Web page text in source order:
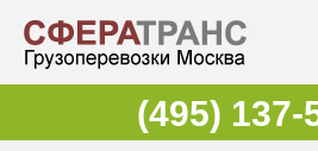
(495) 137-